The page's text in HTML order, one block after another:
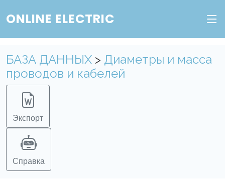
ONLINE ELECTRIC
БАЗА ДАННЫХ > Диаметры и масса
проводов и кабелей
Экспорт
Справка